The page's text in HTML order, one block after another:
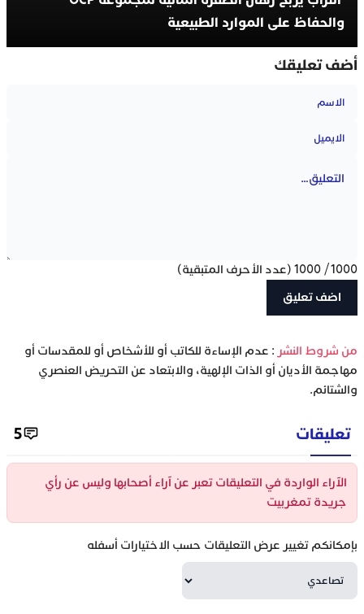
والحفاظ على الموارد الطبيعية
أضف تعليقك
1000
/
1000 (عدد الأحرف المتبقية)
‫من شروط النشر : عدم الإساءة للكاتب أو للأشخاص أو للمقدسات أو
مهاجمة الأديان أو الذات الإلهية، والابتعاد عن التحريض العنصري
والشتائم.
تعليقات 5
الآراء الواردة في التعليقات تعبر عن آراء أصحابها وليس عن رأي
جريدة تمغربيت
بإمكانكم تغيير عرض التعليقات حسب الاختيارات أسفله